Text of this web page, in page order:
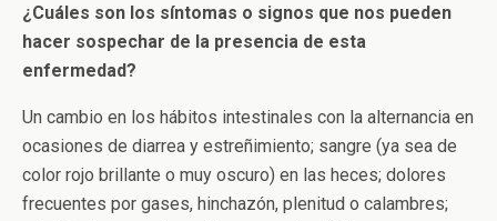
¿Cuáles son los síntomas o signos que nos pueden
hacer sospechar de la presencia de esta
enfermedad?
Un cambio en los hábitos intestinales con la alternancia en
ocasiones de diarrea y estreñimiento; sangre (ya sea de
color rojo brillante o muy oscuro) en las heces; dolores
frecuentes por gases, hinchazón, plenitud o calambres;